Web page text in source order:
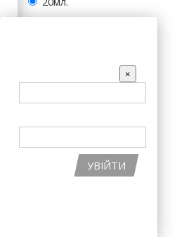
ЦЕНТР
ІНГРЕДІЄНТИ
АКЦІЇ
×
УВІЙТИ
грн
В КОШИК